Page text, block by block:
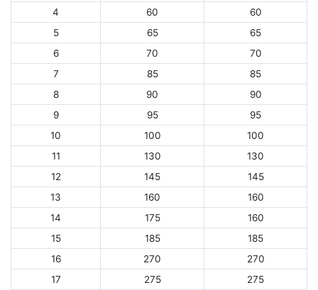
4
60
60
5
65
65
6
70
70
7
85
85
8
90
90
9
95
95
10
100
100
11
130
130
12
145
145
13
160
160
14
175
160
15
185
185
16
270
270
17
275 275